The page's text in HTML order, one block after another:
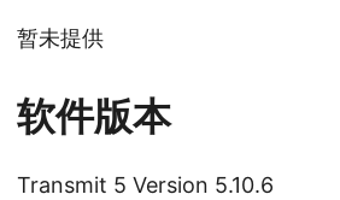
暂未提供
软件版本
Transmit 5 Version 5.10.6